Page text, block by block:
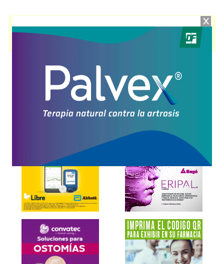
y se indica
comoAntiácido Antiulceroso Eczane
y cuenta con 1
Explorar más
Otros productos con
omeprazol+sodio,bicarbonato
Otros productos de
Eczane